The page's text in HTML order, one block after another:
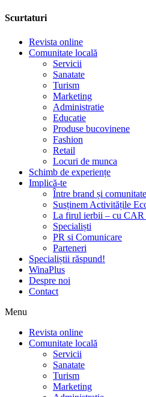
Scurtaturi
Revista online
Comunitate locală
Servicii
Sanatate
Turism
Marketing
Administratie
Educatie
Produse bucovinene
Fashion
Retail
Locuri de munca
Schimb de experiențe
Implică-te
Între brand și comunitate
Susținem Activitățile
La firul ierbii – cu CAR
Specialiști
PR si Comunicare
Parteneri
Specialiștii răspund!
WinaPlus
Despre noi
Contact
Menu
Revista online
Comunitate locală
Servicii
Sanatate
Turism
Marketing